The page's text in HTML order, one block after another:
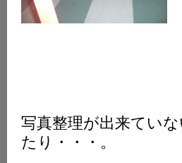
写真整理が出来てい
たり・・・。